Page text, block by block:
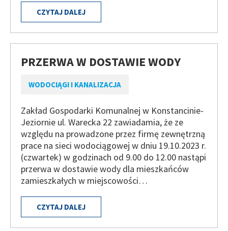
CZYTAJ DALEJ
PRZERWA W DOSTAWIE WODY
WODOCIĄGI I KANALIZACJA
Zakład Gospodarki Komunalnej w Konstancinie-
Jeziornie ul. Warecka 22 zawiadamia, że ze
względu na prowadzone przez firmę zewnętrzną
prace na sieci wodociągowej w dniu 19.10.2023 r.
(czwartek) w godzinach od 9.00 do 12.00 nastąpi
przerwa w dostawie wody dla mieszkańców
zamieszkałych w miejscowości…
CZYTAJ DALEJ